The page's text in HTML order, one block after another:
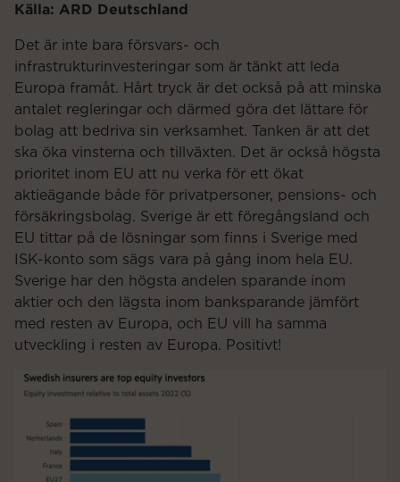
Källa: ARD Deutschland
Det är inte bara försvars- och
infrastrukturinvesteringar som är tänkt att leda
Europa framåt. Hårt tryck är det också på att minska
antalet regleringar och därmed göra det lättare för
bolag att bedriva sin verksamhet. Tanken är att det
ska öka vinsterna och tillväxten. Det är också högsta
prioritet inom EU att nu verka för ett ökat
aktieägande både för privatpersoner, pensions- och
försäkringsbolag. Sverige är ett föregångsland och
EU tittar på de lösningar som finns i Sverige med
ISK-konto som sägs vara på gång inom hela EU.
Sverige har den högsta andelen sparande inom
aktier och den lägsta inom banksparande jämfört
med resten av Europa, och EU vill ha samma
utveckling i resten av Europa. Positivt!